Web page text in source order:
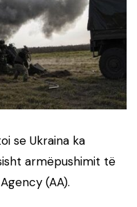
se Ukraina ka
armëpushimit të
(AA).